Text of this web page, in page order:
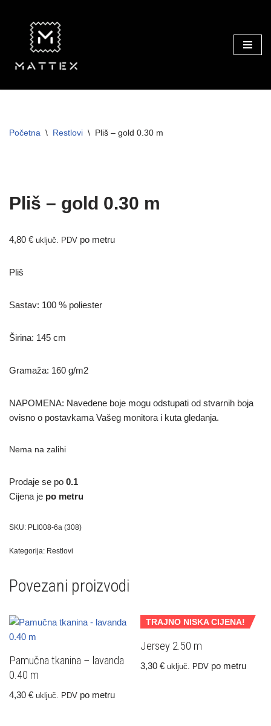
content
Početna \ Restlovi \ Pliš – gold 0.30 m
Pliš – gold 0.30 m
4,80 € uključ. PDV po metru
Pliš
Sastav: 100 % poliester
Širina: 145 cm
Gramaža: 160 g/m2
NAPOMENA: Navedene boje mogu odstupati od stvarnih boja
ovisno o postavkama Vašeg monitora i kuta gledanja.
Nema na zalihi
Prodaje se po 0.1
Cijena je po metru
SKU: PLI008-6a (308)
Kategorija: Restlovi
Povezani proizvodi
Pamučna tkanina – lavanda
0.40 m
4,30 € uključ. PDV po metru
TRAJNO NISKA CIJENA!
Jersey 2.50 m
3,30€ uključ. PDV po metru